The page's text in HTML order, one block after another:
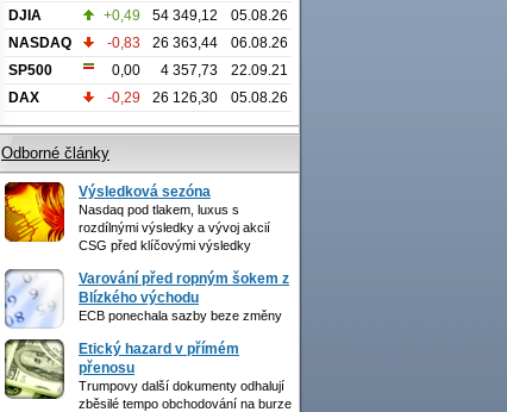
DJIA
+0,49 54 349,12
05.08.26
NASDAQ
-0,83 26 363,44
06.08.26
SP500
0,00 4 357,73
22.09.21
DAX
-0,29 26 126,30 05.08.26
Odborné články
Výsledková sezóna
Nasdaq pod tlakem, luxus s
rozdílnými výsledky a vývoj akcií
CSG před klíčovými výsledky
Varování před ropným šokem z
Blízkého východu
ECB ponechala sazby beze změny
Etický hazard v přímém
přenosu
Trumpovy další dokumenty odhalují
zběsilé tempo obchodování na burze